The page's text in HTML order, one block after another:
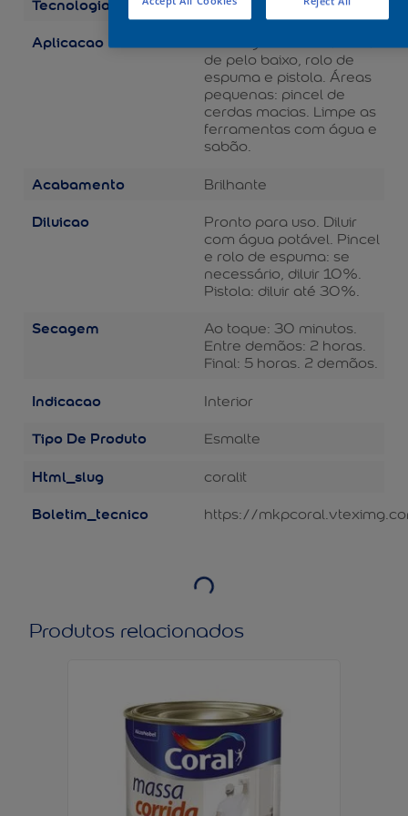
Balance
Aplicacao
de pelo baixo, rolo de
espuma e pistola. Áreas
pequenas: pincel de
cerdas macias. Limpe as
ferramentas com água e
sabão.
Acabamento Brilhante
Diluicao
Pronto para uso. Diluir
com água potável. Pincel
e rolo de espuma: se
necessário, diluir 10%.
Pistola: diluir até 30%.
Secagem
Ao toque: 30 minutos.
Entre demãos: 2 horas.
Final: 5 horas. 2 demãos.
Indicacao Interior
Tipo De Produto Esmalte
Html_slug coralit
Boletim_tecnico https://
Produtos relacionados